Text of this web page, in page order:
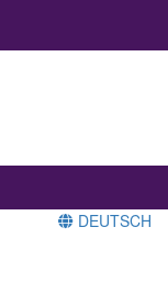
DEUTSCH